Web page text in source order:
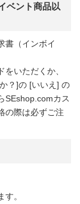
ベント商品以
書（インボイ
いただくか、
？]の [いいえ] の
SEshop.comカス
の際は必ずご注
。